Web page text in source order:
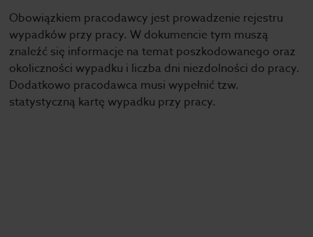
Obowiązkiem pracodawcy jest prowadzenie rejestru
wypadków przy pracy. W dokumencie tym muszą
znaleźć się informacje na temat poszkodowanego oraz
okoliczności wypadku i liczba dni niezdolności do pracy.
Dodatkowo pracodawca musi wypełnić tzw.
statystyczną kartę wypadku przy pracy.